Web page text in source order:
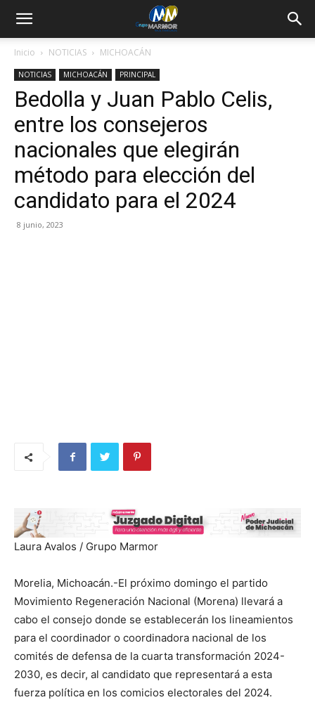
Inicio NOTICIAS MICHOACÁN
NOTICIAS MICHOACÁN PRINCIPAL
Bedolla y Juan Pablo Celis,
entre los consejeros
nacionales que elegirán
método para elección del
candidato para el 2024
8 junio, 2023
Laura Avalos / Grupo Marmor
Morelia, Michoacán.-El próximo domingo el partido
Movimiento Regeneración Nacional (Morena) llevará a
cabo el consejo donde se establecerán los lineamientos
para el coordinador o coordinadora nacional de los
comités de defensa de la cuarta transformación 2024-
2030, es decir, al candidato que representará a esta
fuerza política en los comicios electorales del 2024.